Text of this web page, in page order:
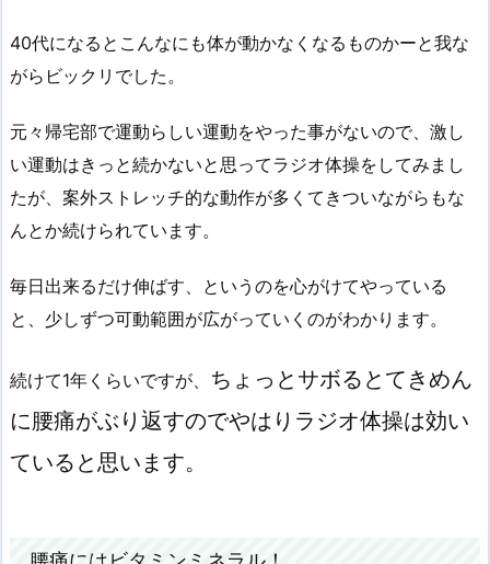
40代になるとこんなにも体が動かなくなるものかーと我な
がらビックリでした。
元々帰宅部で運動らしい運動をやった事がないので、激し
い運動はきっと続かないと思ってラジオ体操をしてみまし
たが、案外ストレッチ的な動作が多くてきついながらもな
んとか続けられています。
毎日出来るだけ伸ばす、というのを心がけてやっている
と、少しずつ可動範囲が広がっていくのがわかります。
続けて1年くらいですが、 ちょっとサボるとてきめん
に腰痛がぶり返すのでやはりラジオ体操は効い
ていると思います。